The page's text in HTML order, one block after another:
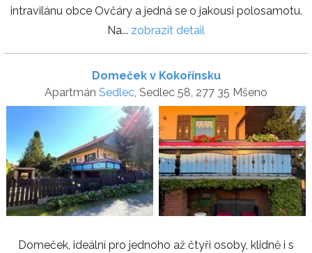
intravilánu obce Ovčáry a jedná se o jakousi polosamotu.
Na... zobrazit detail
Domeček v Kokořínsku
Apartmán Sedlec, Sedlec 58, 277 35 Mšeno
Domeček, ideální pro jednoho až čtyři osoby, klidně i s